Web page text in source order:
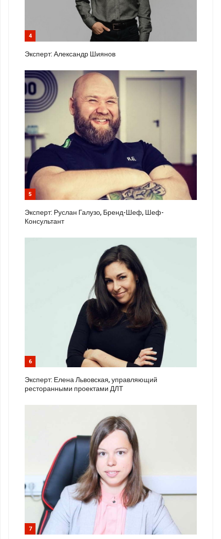
4
Эксперт: Александр Шиянов
5
Эксперт: Руслан Галузо, Бренд-Шеф, Шеф-
Консультант
6
Эксперт: Елена Львовская, управляющий
ресторанными проектами ДЛТ
7